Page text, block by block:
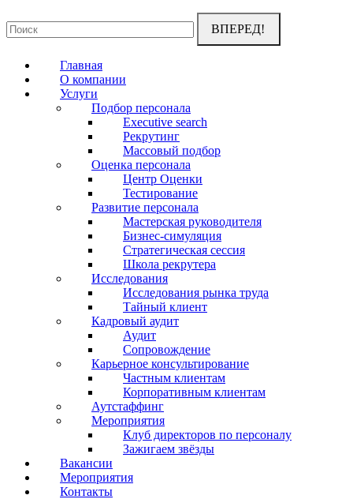
Поиск:
Главная
О компании
Услуги
Подбор персонала
Executive search
Рекрутинг
Массовый подбор
Оценка персонала
Центр Оценки
Тестирование
Развитие персонала
Мастерская руководителя
Бизнес-симуляция
Стратегическая сессия
Школа рекрутера
Исследования
Исследования рынка труда
Тайный клиент
Кадровый аудит
Аудит
Сопровождение
Карьерное консультирование
Частным клиентам
Корпоративным клиентам
Аутстаффинг
Мероприятия
Клуб директоров по персоналу
Зажигаем звёзды
Вакансии
Мероприятия
Контакты